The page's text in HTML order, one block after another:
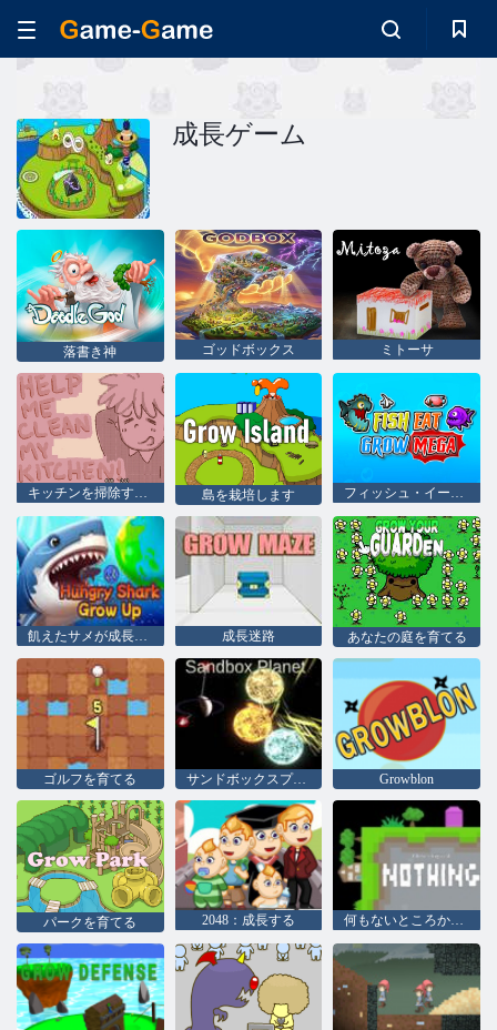
成長ゲーム
落書き神 ゴッドボックス ミトーサ
キッチンを掃除するのを手伝ってください 島を栽培します フィッシュ・イート・グロウ・メガ
飢えたサメが成長する 成長迷路 あなたの庭を育てる
ゴルフを育てる サンドボックスプラネット Growblon
パークを育てる 2048：成長する 何もないところから何かを作る